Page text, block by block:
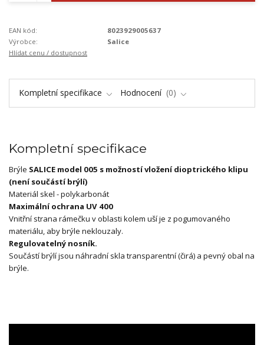
EAN kód:
8023929005637
Výrobce:
Salice
Hlídat cenu / dostupnost
Kompletní specifikace Hodnocení 0
Kompletní specifikace
Brýle SALICE model 005 s možností vložení dioptrického klipu
(není součástí brýlí)
Materiál skel - polykarbonát
Maximální ochrana UV 400
Vnitřní strana rámečku v oblasti kolem uší je z pogumovaného
materiálu, aby brýle neklouzaly.
Regulovatelný nosník.
Součástí brýlí jsou náhradní skla transparentní (čirá) a pevný obal na
brýle.